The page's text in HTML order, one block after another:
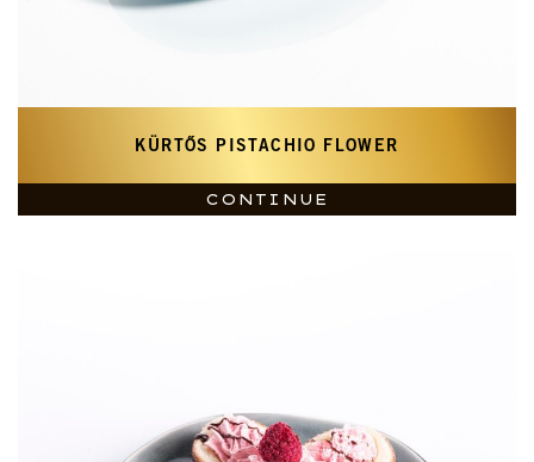
KÜRTŐS PISTACHIO FLOWER
CONTINUE